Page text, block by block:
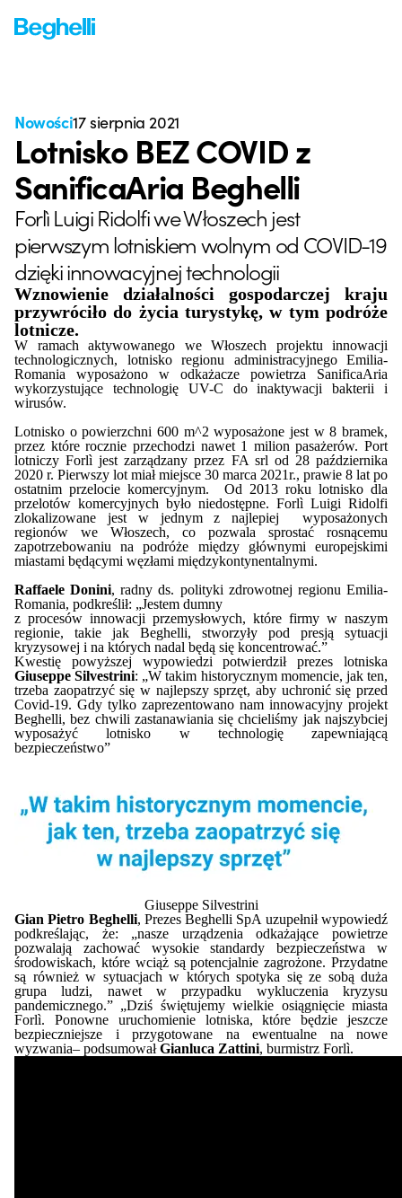
Nowości17 sierpnia 2021
Lotnisko BEZ COVID z
SanificaAria Beghelli
Forlì Luigi Ridolfi we Włoszech jest
pierwszym lotniskiem wolnym od COVID-19
dzięki innowacyjnej technologii
Wznowienie działalności gospodarczej kraju
przywróciło do życia turystykę, w tym podróże
lotnicze.
W ramach aktywowanego we Włoszech projektu innowacji
technologicznych, lotnisko regionu administracyjnego Emilia-
Romania wyposażono w odkażacze powietrza SanificaAria
wykorzystujące technologię UV-C do inaktywacji bakterii i
wirusów.
Lotnisko o powierzchni 600 m^2 wyposażone jest w 8 bramek,
przez które rocznie przechodzi nawet 1 milion pasażerów. Port
lotniczy Forlì jest zarządzany przez FA srl od 28 października
2020 r. Pierwszy lot miał miejsce 30 marca 2021r., prawie 8 lat po
ostatnim przelocie komercyjnym. Od 2013 roku lotnisko dla
przelotów komercyjnych było niedostępne. Forlì Luigi Ridolfi
zlokalizowane jest w jednym z najlepiej wyposażonych
regionów we Włoszech, co pozwala sprostać rosnącemu
zapotrzebowaniu na podróże między głównymi europejskimi
miastami będącymi węzłami międzykontynentalnymi.
Raffaele Donini, radny ds. polityki zdrowotnej regionu Emilia-
Romania, podkreślił: „Jestem dumny
z procesów innowacji przemysłowych, które firmy w naszym
regionie, takie jak Beghelli, stworzyły pod presją sytuacji
kryzysowej i na których nadal będą się koncentrować.”
Kwestię powyższej wypowiedzi potwierdził prezes lotniska
Giuseppe Silvestrini: „W takim historycznym momencie, jak ten,
trzeba zaopatrzyć się w najlepszy sprzęt, aby uchronić się przed
Covid-19. Gdy tylko zaprezentowano nam innowacyjny projekt
Beghelli, bez chwili zastanawiania się chcieliśmy jak najszybciej
wyposażyć lotnisko w technologię zapewniającą
bezpieczeństwo”
Giuseppe Silvestrini
Gian Pietro Beghelli, Prezes Beghelli SpA uzupełnił wypowiedź
podkreślając, że: „nasze urządzenia odkażające powietrze
pozwalają zachować wysokie standardy bezpieczeństwa w
środowiskach, które wciąż są potencjalnie zagrożone. Przydatne
są również w sytuacjach w których spotyka się ze sobą duża
grupa ludzi, nawet w przypadku wykluczenia kryzysu
pandemicznego.” „Dziś świętujemy wielkie osiągnięcie miasta
Forlì. Ponowne uruchomienie lotniska, które będzie jeszcze
bezpieczniejsze i przygotowane na ewentualne na nowe
wyzwania– podsumowałGianluca Zattini, burmistrz Forlì.